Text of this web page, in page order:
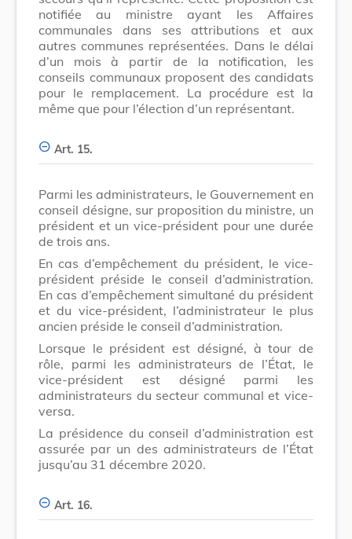
notifiée au ministre ayant les Affaires
communales dans ses attributions et aux
autres communes représentées. Dans le délai
d’un mois à partir de la notification, les
conseils communaux proposent des candidats
pour le remplacement. La procédure est la
même que pour l’élection d’un représentant.
Art. 15.
Parmi les administrateurs, le Gouvernement en
conseil désigne, sur proposition du ministre, un
président et un vice-président pour une durée
de trois ans.
En cas d’empêchement du président, le vice-
président préside le conseil d’administration.
En cas d’empêchement simultané du président
et du vice-président, l’administrateur le plus
ancien préside le conseil d’administration.
Lorsque le président est désigné, à tour de
rôle, parmi les administrateurs de l’État, le
vice-président est désigné parmi les
administrateurs du secteur communal et vice-
versa.
La présidence du conseil d’administration est
assurée par un des administrateurs de l’État
jusqu’au 31 décembre 2020.
Art. 16.